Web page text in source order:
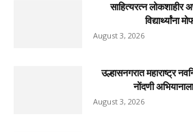
साहित्यरत्न लोकशाहीर
विद्यार्थ्यांना
August 3, 2026
उल्हासनगरात महाराष्ट्र
नोंदणी
August 3, 2026